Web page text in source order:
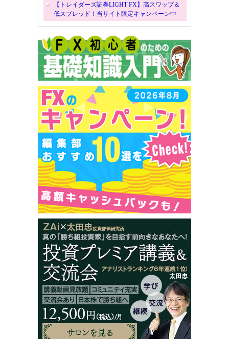
【トレイダーズ証券LIGHT FX】高スワップ＆
低スプレッド！当サイト限定キャンペーン中